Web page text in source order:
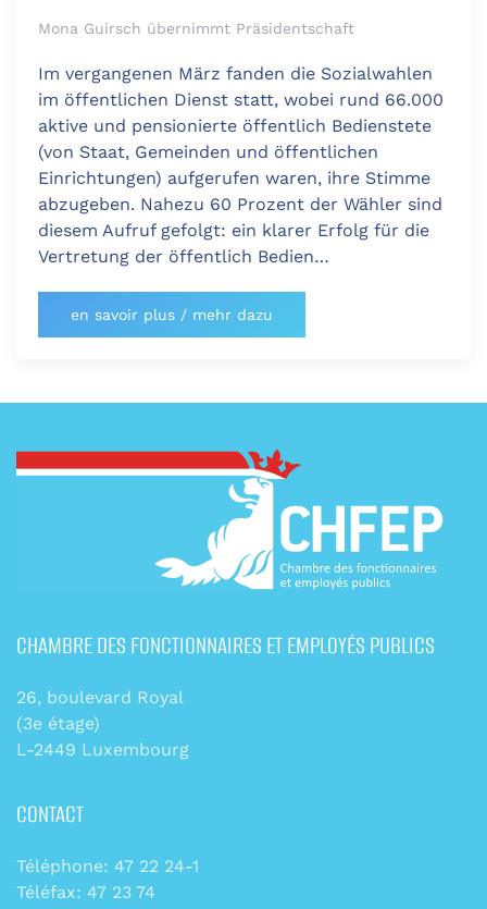
Mona Guirsch übernimmt Präsidentschaft
Im vergangenen März fanden die Sozialwahlen
im öffentlichen Dienst statt, wobei rund 66.000
aktive und pensionierte öffentlich Bedienstete
(von Staat, Gemeinden und öffentlichen
Einrichtungen) aufgerufen waren, ihre Stimme
abzugeben. Nahezu 60 Prozent der Wähler sind
diesem Aufruf gefolgt: ein klarer Erfolg für die
Vertretung der öffentlich Bedien…
en savoir plus / mehr dazu
CHAMBRE DES FONCTIONNAIRES ET EMPLOYÉS PUBLICS
26, boulevard Royal
(3e étage)
L-2449 Luxembourg
CONTACT
Téléphone: 47 22 24-1
Téléfax: 47 23 74